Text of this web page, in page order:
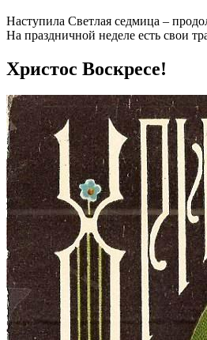
Наступила Светлая седмица –
На праздничной неделе есть свои
Христос Воскресе!